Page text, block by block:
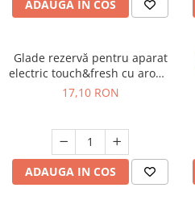
Termosuri si cani termos
Tirbusoane si dopuri
Tocatoare de bucatarie
Vaze si boluri decorative
Vesela unica folosinta
ADAUGA IN COS
Glade rezervă pentru aparat
electric touch&fresh cu aromă
de lavanda, 10 g
17,10 RON
ADAUGA IN COS